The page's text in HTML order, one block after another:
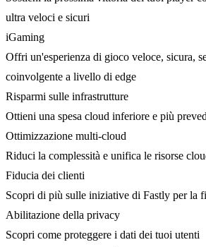
ultra veloci e sicuri
iGaming
Offri un'esperienza di gioco veloce, sicura,
coinvolgente a livello di edge
Risparmi sulle infrastrutture
Ottieni una spesa cloud inferiore e più
Ottimizzazione multi-cloud
Riduci la complessità e unifica le risorse
Fiducia dei clienti
Scopri di più sulle iniziative di Fastly per la
Abilitazione della privacy
Scopri come proteggere i dati dei tuoi utenti